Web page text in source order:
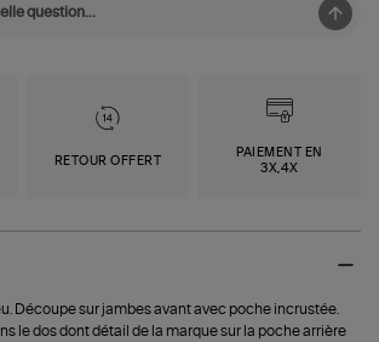
RETOUR OFFERT
PAIEMENT EN
3X,4X
Découpe sur jambes avant avec poche incrustée.
le dos dont détail de la marque sur la poche arrière